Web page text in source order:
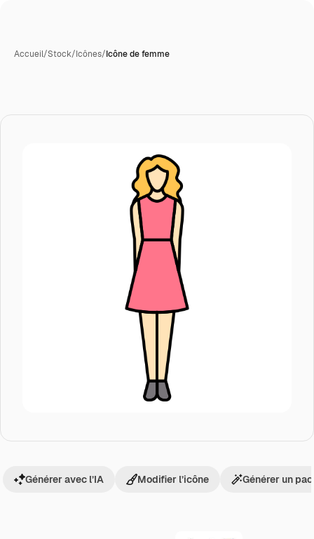
Accueil/Stock/Icônes/Icône de femme
Générer avec l’IA Modifier l’icône Générer un